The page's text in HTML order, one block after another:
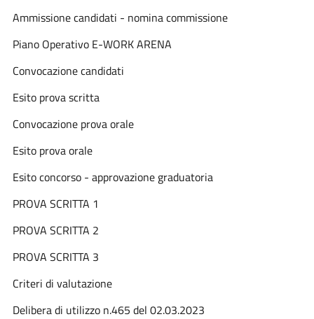
Ammissione candidati - nomina commissione
Piano Operativo E-WORK ARENA
Convocazione candidati
Esito prova scritta
Convocazione prova orale
Esito prova orale
Esito concorso - approvazione graduatoria
PROVA SCRITTA 1
PROVA SCRITTA 2
PROVA SCRITTA 3
Criteri di valutazione
Delibera di utilizzo n.465 del 02.03.2023